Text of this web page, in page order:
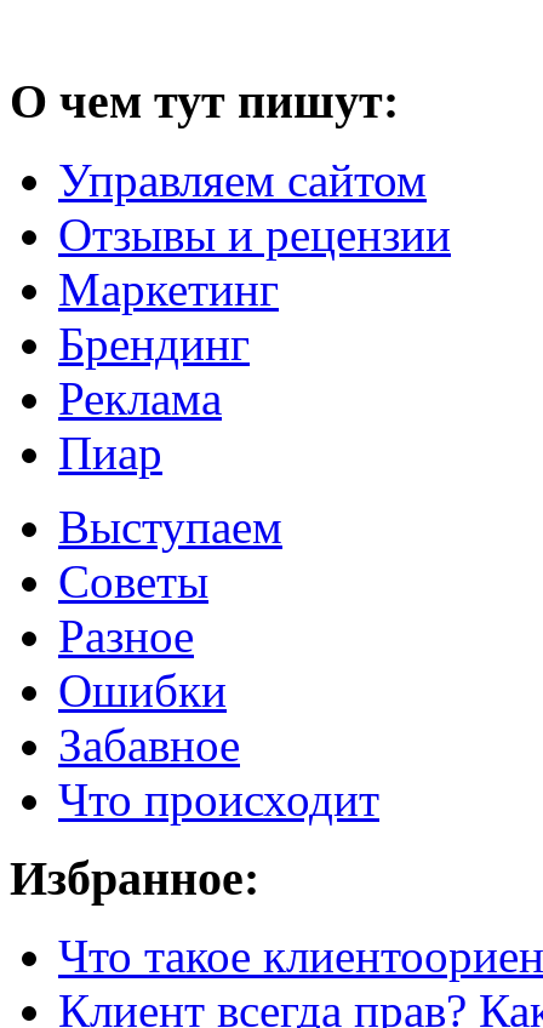
О чем тут пишут:
Управляем сайтом
Отзывы и рецензии
Маркетинг
Брендинг
Реклама
Пиар
Выступаем
Советы
Разное
Ошибки
Забавное
Что происходит
Избранное:
Что такое
Клиент всегда прав?